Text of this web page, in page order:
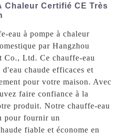
Chaleur Certifié CE Très
eau à pompe à chaleur
par Hangzhou
Co., Ltd. Ce chauffe-eau
chaude efficaces et
pour votre maison. Avec
faire confiance à la
produit. Notre chauffe-eau
pour fournir un
fiable et économe en